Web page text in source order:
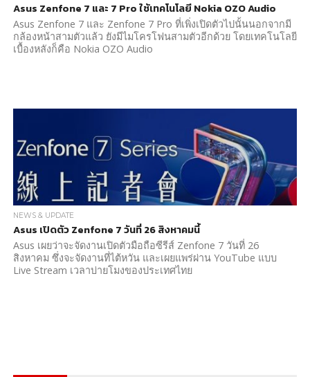
Asus Zenfone 7 และ 7 Pro ใช้เทคโนโลยี Nokia OZO Audio
Asus Zenfone 7 และ Zenfone 7 Pro ที่เพิ่งเปิดตัวไปนั้นนอกจากมี
กล้องหน้าสามตัวแล้ว ยังมีไมโครโฟนสามตัวอีกด้วย โดยเทคโนโลยี
เบื้องหลังก็คือ Nokia OZO Audio
NEWS & UPDATE
Asus เปิดตัว Zenfone 7 วันที่ 26 สิงหาคมนี้
Asus เผยว่าจะจัดงานเปิดตัวมือถือซีรีส์ Zenfone 7 วันที่ 26
สิงหาคม ซึ่งจะจัดงานที่ไต้หวัน และเผยแพร่ผ่าน YouTube แบบ
Live Stream เวลาบ่ายโมงของประเทศไทย